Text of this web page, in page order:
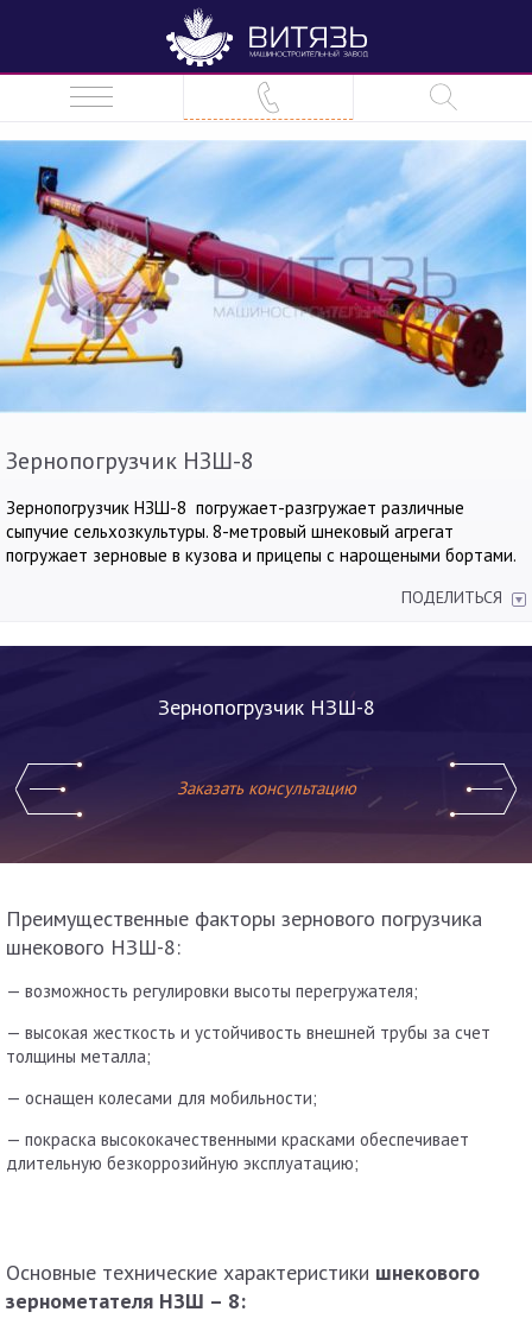
Зернопогрузчик НЗШ-8
Зернопогрузчик НЗШ-8 погружает-разгружает различные
сыпучие сельхозкультуры. 8-метровый шнековый агрегат
погружает зерновые в кузова и прицепы с нарощеными бортами.
ПОДЕЛИТЬСЯ
Зернопогрузчик НЗШ-8
Заказать консультацию
Преимущественные факторы зернового погрузчика
шнекового НЗШ-8:
— возможность регулировки высоты перегружателя;
— высокая жесткость и устойчивость внешней трубы за счет
толщины металла;
— оснащен колесами для мобильности;
— покраска высококачественными красками обеспечивает
длительную безкоррозийную эксплуатацию;
Основные технические характеристики шнекового
зернометателя НЗШ – 8: